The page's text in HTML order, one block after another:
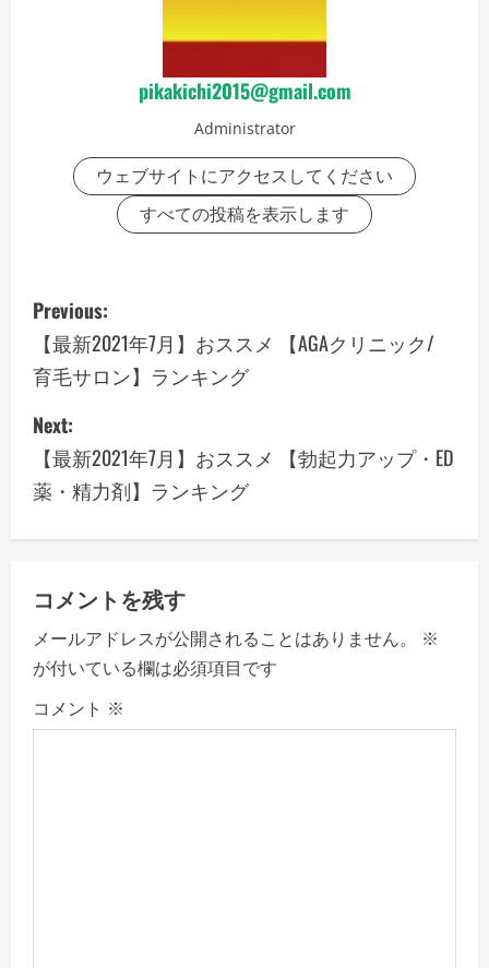
pikakichi2015@gmail.com
Administrator
ウェブサイトにアクセスしてください
すべての投稿を表示します
P
o
s
t
n
a
i
g
a
Previous:
【最新2021年7月】おススメ 【AGAクリニック/
育毛サロン】ランキング
Next:
【最新2021年7月】おススメ 【勃起力アップ・ED
薬・精力剤】ランキング
コメントを残す
メールアドレスが公開されることはありません。
※
が付いている欄は必須項目です
コメント ※